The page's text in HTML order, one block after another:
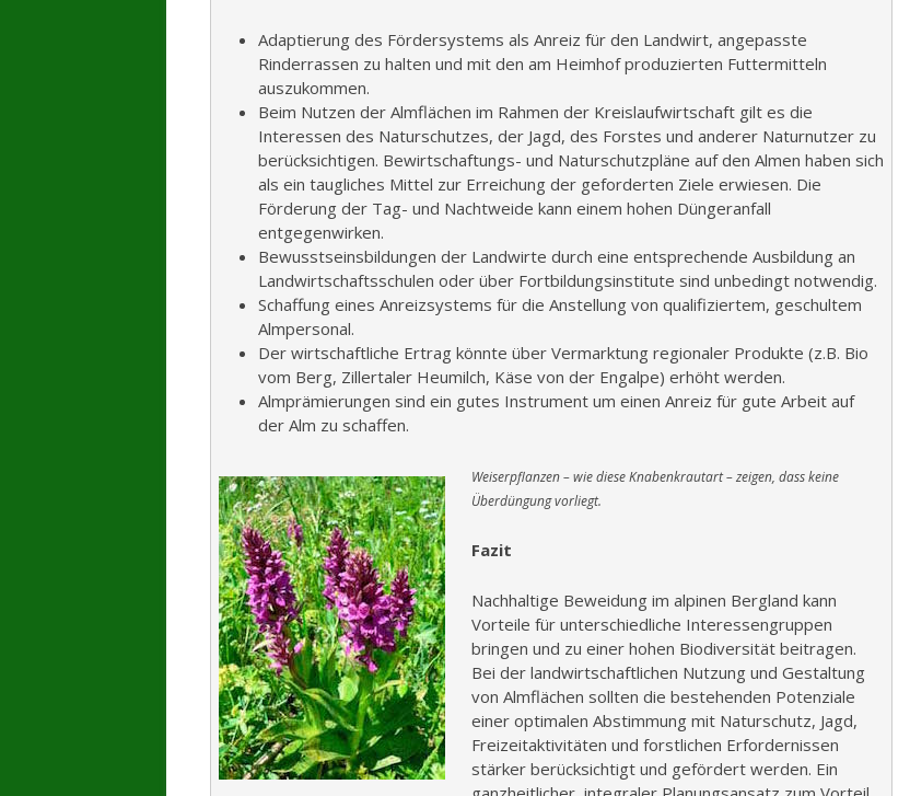
Adaptierung des Fördersystems als Anreiz für den Landwirt, angepasste
Rinderrassen zu halten und mit den am Heimhof produzierten Futtermitteln
auszukommen.
Beim Nutzen der Almflächen im Rahmen der Kreislaufwirtschaft gilt es die
Interessen des Naturschutzes, der Jagd, des Forstes und anderer Naturnutzer zu
berücksichtigen. Bewirtschaftungs- und Naturschutzpläne auf den Almen haben sich
als ein taugliches Mittel zur Erreichung der geforderten Ziele erwiesen. Die
Förderung der Tag- und Nachtweide kann einem hohen Düngeranfall
entgegenwirken.
Bewusstseinsbildungen der Landwirte durch eine entsprechende Ausbildung an
Landwirtschaftsschulen oder über Fortbildungsinstitute sind unbedingt notwendig.
Schaffung eines Anreizsystems für die Anstellung von qualifiziertem, geschultem
Almpersonal.
Der wirtschaftliche Ertrag könnte über Vermarktung regionaler Produkte (z.B. Bio
vom Berg, Zillertaler Heumilch, Käse von der Engalpe) erhöht werden.
Almprämierungen sind ein gutes Instrument um einen Anreiz für gute Arbeit auf
der Alm zu schaffen.
Weiserpflanzen – wie diese Knabenkrautart – zeigen, dass keine
Überdüngung vorliegt.
Fazit
Nachhaltige Beweidung im alpinen Bergland kann
Vorteile für unterschiedliche Interessengruppen
bringen und zu einer hohen Biodiversität beitragen.
Bei der landwirtschaftlichen Nutzung und Gestaltung
von Almflächen sollten die bestehenden Potenziale
einer optimalen Abstimmung mit Naturschutz, Jagd,
Freizeitaktivitäten und forstlichen Erfordernissen
stärker berücksichtigt und gefördert werden. Ein